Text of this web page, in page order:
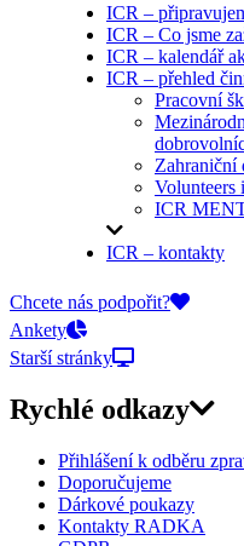
ICR –
ICR – Co jsme
ICR – kalendář
ICR – přehled
Pracovní
Zahraniční
ICR
ICR – kontakty
On-line přihlášky
Chcete nás podpořit?
Ankety
Starší stránky
Rychlé odkazy
Přihlášení k odběru
Doporučujeme
Dárkové poukazy
Kontakty RADKA